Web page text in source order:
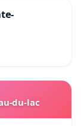
du-lac